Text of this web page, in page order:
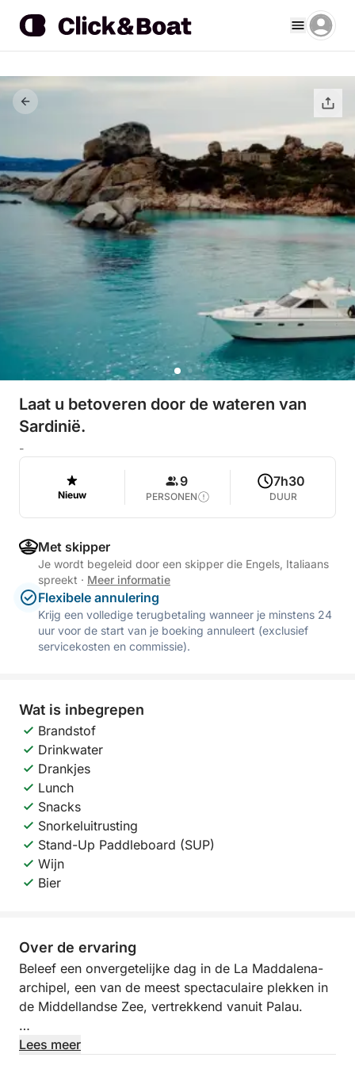
Laat u betoveren door de wateren van
Sardinië.
-
Nieuw
9
PERSONEN
7h30
DUUR
Met skipper
Je wordt begeleid door een skipper die Engels, Italiaans
spreekt · Meer informatie
Flexibele annulering
Krijg een volledige terugbetaling wanneer je minstens 24
uur voor de start van je boeking annuleert (exclusief
servicekosten en commissie).
Wat is inbegrepen
Brandstof
Drinkwater
Drankjes
Lunch
Snacks
Snorkeluitrusting
Stand-Up Paddleboard (SUP)
Wijn
Bier
Over de ervaring
Beleef een onvergetelijke dag in de La Maddalena-
archipel, een van de meest spectaculaire plekken in
de Middellandse Zee, vertrekkend vanuit Palau.
U vaart tussen eilanden en baaien met kristalhelder
Lees meer